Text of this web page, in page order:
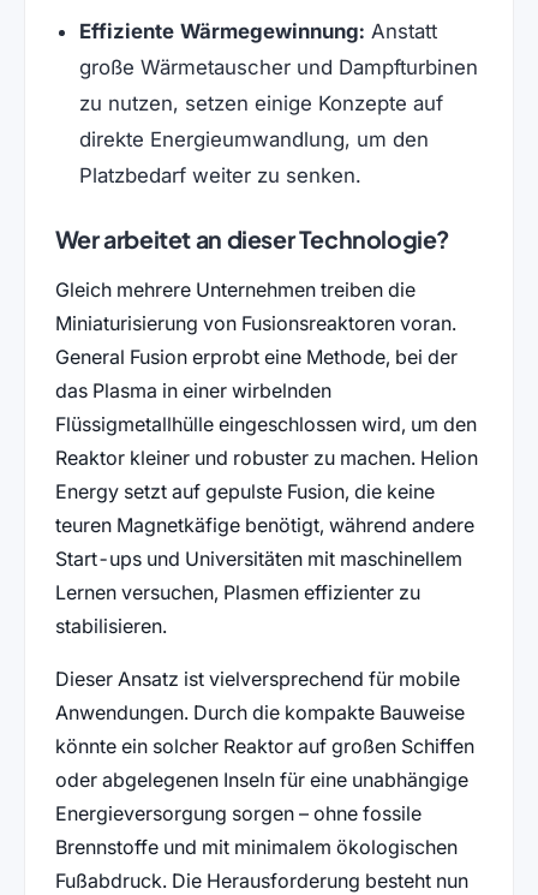
Effiziente Wärmegewinnung: Anstatt
große Wärmetauscher und Dampfturbinen
zu nutzen, setzen einige Konzepte auf
direkte Energieumwandlung, um den
Platzbedarf weiter zu senken.
Wer arbeitet an dieser Technologie?
Gleich mehrere Unternehmen treiben die
Miniaturisierung von Fusionsreaktoren voran.
General Fusion erprobt eine Methode, bei der
das Plasma in einer wirbelnden
Flüssigmetallhülle eingeschlossen wird, um den
Reaktor kleiner und robuster zu machen. Helion
Energy setzt auf gepulste Fusion, die keine
teuren Magnetkäfige benötigt, während andere
Start-ups und Universitäten mit maschinellem
Lernen versuchen, Plasmen effizienter zu
stabilisieren.
Dieser Ansatz ist vielversprechend für mobile
Anwendungen. Durch die kompakte Bauweise
könnte ein solcher Reaktor auf großen Schiffen
oder abgelegenen Inseln für eine unabhängige
Energieversorgung sorgen – ohne fossile
Brennstoffe und mit minimalem ökologischen
Fußabdruck. Die Herausforderung besteht nun